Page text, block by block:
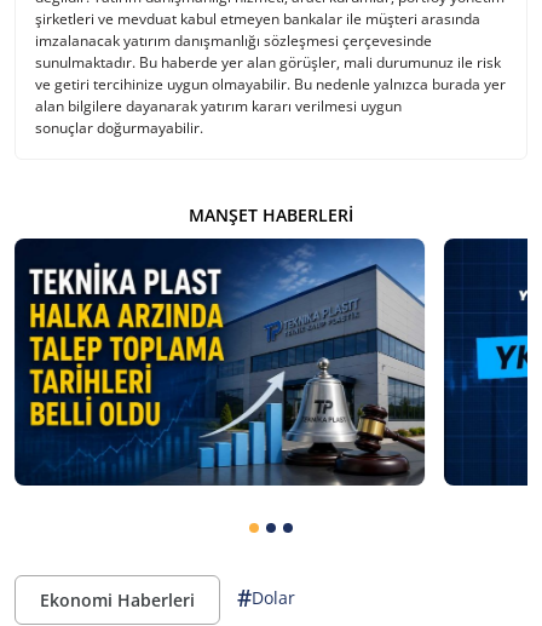
şirketleri ve mevduat kabul etmeyen bankalar ile müşteri arasında
imzalanacak yatırım danışmanlığı sözleşmesi çerçevesinde
sunulmaktadır. Bu haberde yer alan görüşler, mali durumunuz ile risk
ve getiri tercihinize uygun olmayabilir. Bu nedenle yalnızca burada yer
alan bilgilere dayanarak yatırım kararı verilmesi uygun
sonuçlar doğurmayabilir.
MANŞET HABERLERI
Ekonomi Haberleri #Dolar